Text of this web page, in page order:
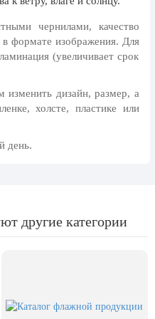
чернилами, качество
формате изображения. Для
(увеличивает срок
дизайн, размер, а
холсте, пластике или
день.
другие категории